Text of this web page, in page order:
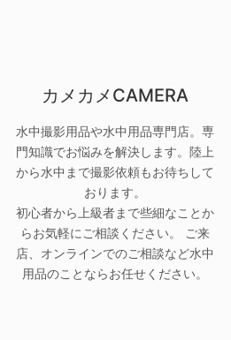
カメカメCAMERA
水中撮影用品や水中用品専門店。専
門知識でお悩みを解決します。陸上
から水中まで撮影依頼もお待ちして
おります。
初心者から上級者まで些細なことか
らお気軽にご相談ください。 ご来
店、オンラインでのご相談など水中
用品のことならお任せください。